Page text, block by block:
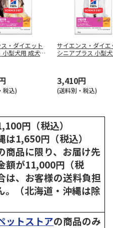
・ダイエット
小型犬用 成犬用
税込)
サイエンス・ダイエ
シニアプラス 小型
3,410円
(送料別・税込)
円（税込）
1,650円（税込）
商品に限り、お届け先
額が11,000円（税
は、お客様の送料負担
。（北海道・沖縄は除
ットストアの商品のみ